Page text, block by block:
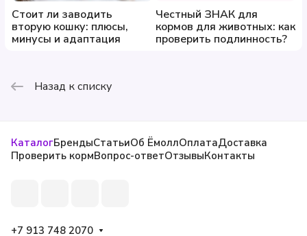
Стоит ли заводить
вторую кошку: плюсы,
минусы и адаптация
Честный ЗНАК для
кормов для животных: как
проверить подлинность?
Назад к списку
КаталогБрендыСтатьиОб ЁмоллОплатаДоставка
Проверить кормВопрос-ответОтзывыКонтакты
+7 913 748 2070